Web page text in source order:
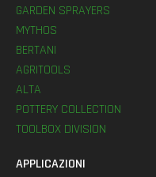
GARDEN SPRAYERS
MYTHOS
BERTANI
AGRITOOLS
ALTA
POTTERY COLLECTION
TOOLBOX DIVISION
APPLICAZIONI